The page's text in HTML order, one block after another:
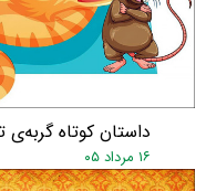
داستان کوتاه
۱۶ مرداد ۰۵